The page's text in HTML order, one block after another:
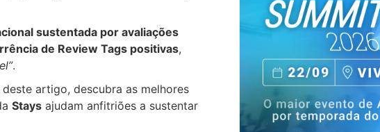
sustentada por avaliações
de Review Tags positivas,
.
artigo, descubra as melhores
Stays ajudam anfitriões a sustentar